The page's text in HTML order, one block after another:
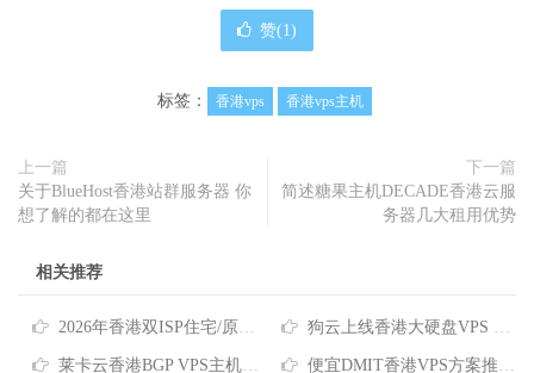
赞(1)
标签： 香港vps 香港vps主机
上一篇
关于BlueHost香港站群服务器 你
想了解的都在这里
下一篇
简述糖果主机DECADE香港云服
务器几大租用优势
相关推荐
2026年香港双ISP住宅/原生IP/家宽VPS商家推荐 狗云上线香港大硬盘VPS 低至40元月 国际线路/原生IP/高达2TB磁盘
莱卡云香港BGP VPS主机速度和性能评测 香港原生IP仅需25元/月 便宜DMIT香港VPS方案推荐 $36.9/年起 三网CMI/CN2 GIA/RETN国际线路